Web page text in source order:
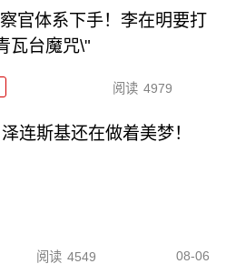
官体系下手！李在明要打
瓦台魔咒\"
阅读 4979
连斯基还在做着美梦！
阅读 4549 08-06